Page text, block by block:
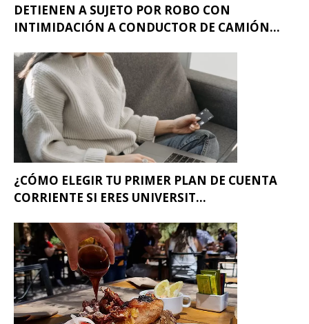
DETIENEN A SUJETO POR ROBO CON
INTIMIDACIÓN A CONDUCTOR DE CAMIÓN...
¿CÓMO ELEGIR TU PRIMER PLAN DE CUENTA
CORRIENTE SI ERES UNIVERSIT...